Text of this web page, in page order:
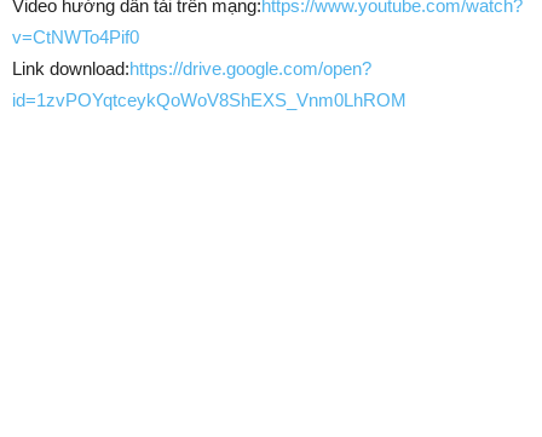
Video hướng dẫn tải trên mạng:https://www.youtube.com/watch?
v=CtNWTo4Pif0
Link download:https://drive.google.com/open?
id=1zvPOYqtceykQoWoV8ShEXS_Vnm0LhROM